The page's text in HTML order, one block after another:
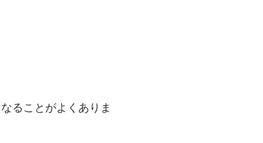
ることがよくありま